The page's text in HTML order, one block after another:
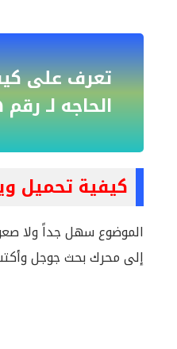
الحاجه لـ
كيفية تحميل ويندوز 10 و ويندوز
الموضوع سهل جداً ولا
إلى محرك بحث جوجل وأكتب